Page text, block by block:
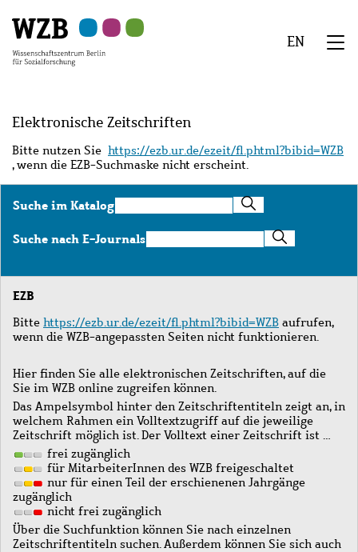
Hauptinhalt
springen
Navigation
springen
Suche
springen
Sekundärnavigation
springen
Fußzeile
springen
EN
Elektronische Zeitschriften
Bitte nutzen Sie https://ezb.ur.de/ezeit/fl.phtml?bibid=WZB
, wenn die EZB-Suchmaske nicht erscheint.
Suche im KatalogSuche
im
Katalog
Suche nach E-JournalsSuche
nach
Journals
EZB
Bitte https://ezb.ur.de/ezeit/fl.phtml?bibid=WZB aufrufen,
wenn die WZB-angepassten Seiten nicht funktionieren.
Hier finden Sie alle elektronischen Zeitschriften, auf die
Sie im WZB online zugreifen können.
Das Ampelsymbol hinter den Zeitschriftentiteln zeigt an, in
welchem Rahmen ein Volltextzugriff auf die jeweilige
Zeitschrift möglich ist. Der Volltext einer Zeitschrift ist …
frei zugänglich
für MitarbeiterInnen des WZB freigeschaltet
nur für einen Teil der erschienenen Jahrgänge
zugänglich
nicht frei zugänglich
Über die Suchfunktion können Sie nach einzelnen
Zeitschriftentiteln suchen. Außerdem können Sie sich auch